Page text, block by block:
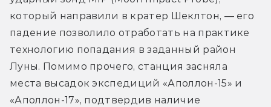
который направили в кратер Шеклтон, — его
падение позволило отработать на практике
технологию попадания в заданный район
Луны. Помимо прочего, станция засняла
места высадок экспедиций «Аполлон-15» и
«Аполлон-17», подтвердив наличие